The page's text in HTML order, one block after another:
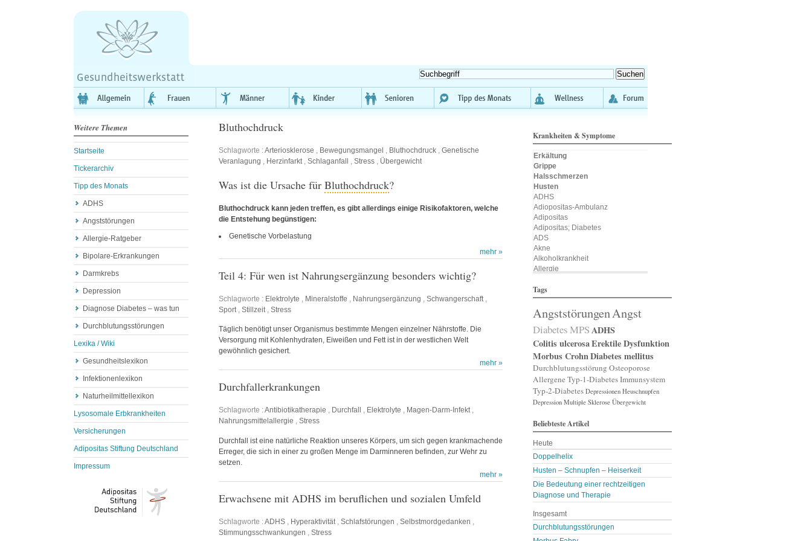
Weitere Themen
Startseite
Tickerarchiv
Tipp des Monats
ADHS
Angststörungen
Allergie-Ratgeber
Bipolare-Erkrankungen
Darmkrebs
Depression
Diagnose Diabetes – was tun
Durchblutungsstörungen
Lexika / Wiki
Gesundheitslexikon
Infektionenlexikon
Naturheilmittellexikon
Lysosomale Erbkrankheiten
Versicherungen
Adipositas Stiftung Deutschland
Impressum
Bluthochdruck
Schlagworte :Arteriosklerose , Bewegungsmangel , Bluthochdruck , Genetische
Veranlagung , Herzinfarkt, Schlaganfall , Stress , Übergewicht
Was ist die Ursache für Bluthochdruck?
Bluthochdruck kann jeden treffen, es gibt allerdings einige Risikofaktoren, welche
die Entstehung begünstigen:
Genetische Vorbelastung
mehr »
Teil 4: Für wen ist Nahrungsergänzung besonders wichtig?
Schlagworte : Elektrolyte , Mineralstoffe , Nahrungsergänzung , Schwangerschaft,
Sport, Stillzeit, Stress
Täglich benötigt unser Organismus bestimmte Mengen einzelner Nährstoffe. Die
Versorgung mit Kohlenhydraten, Eiweißen und Fett ist in der westlichen Welt
gewöhnlich gesichert.
mehr »
Durchfallerkrankungen
Schlagworte :Antibiotikatherapie , Durchfall , Elektrolyte , Magen-Darm-Infekt,
Nahrungsmittelallergie , Stress
Durchfall ist eine natürliche Reaktion unseres Körpers, um sich gegen krankmachende
Erreger, die sich in einer zu großen Menge im Darminneren befinden, zur Wehr zu
setzen.
mehr »
Erwachsene mit ADHS im beruflichen und sozialen Umfeld
Schlagworte :ADHS Hyperaktivität Schlafstörungen Selbstmordgedanken
Stimmungsschwankungen
Stress
Krankheiten & Symptome
Erkältung
Grippe
Halsschmerzen
Husten
ADHS
Adiopositas-Ambulanz
Adipositas
Adipositas; Diabetes
ADS
Akne
Alkoholkrankheit
Allergie
Allergischer Schnupfen
Alzheimer
Amputation
Angst
Angststörung
Angststörungen
App
Arterienverengung
Arteriosklerose
Arthritis
Arthrose
Asthma
Augenerkrankungen
Autismus
Bakterien
Bakterienansiedlung
Ballast-Stoffe
Bauchschmerzen
Biomarker
Blähungen
Blasen- oder Lungenent …
Blasenschwäche
Blutdruck
Tags
AngststörungenAngst
DiabetesMPSADHS
Colitis ulcerosaErektile Dysfunktion
Morbus CrohnDiabetes mellitus
Durchblutungsstörung Osteoporose
Allergene Typ-1-DiabetesImmunsystem
Typ-2-Diabetes Depressionen Heuschnupfen
Depression Multiple Sklerose Übergewicht
Beliebteste Artikel
Heute
Doppelhelix
Husten – Schnupfen – Heiserkeit
Die Bedeutung einer rechtzeitigen
Diagnose und Therapie
Insgesamt
Durchblutungsstörungen